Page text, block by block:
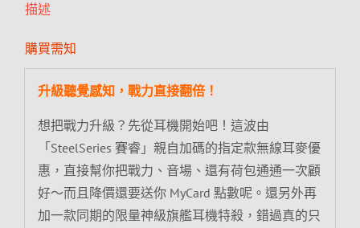
描述
購買需知
升級聽覺感知，戰力直接翻倍！
想把戰力升級？先從耳機開始吧！這波由
「SteelSeries 賽睿」親自加碼的指定款無線耳麥優
惠，直接幫你把戰力、音場、還有荷包通通一次顧
好～而且降價還要送你 MyCard 點數呢。還另外再
加一款同期的限量神級旗艦耳機特殺，錯過真的只